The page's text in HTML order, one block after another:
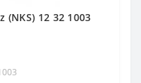
12 32 1003